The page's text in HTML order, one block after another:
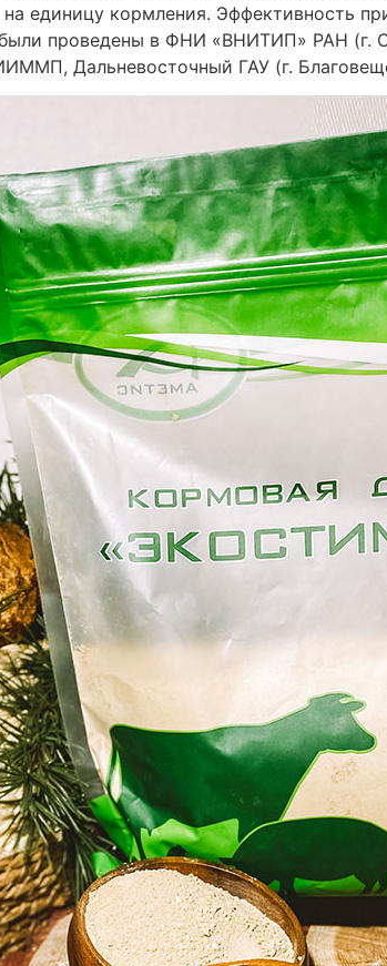
на единицу кормления. Эффективность
проведены в ФНИ «ВНИТИП» РАН (г.
Дальневосточный ГАУ (г.